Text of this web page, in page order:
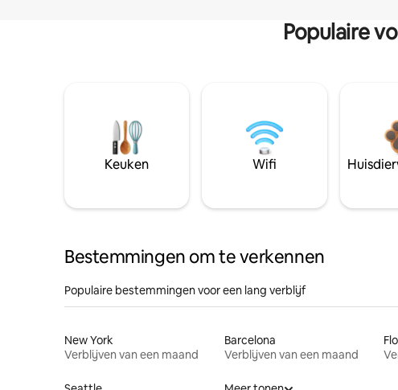
Populaire
Keuken Wifi
Bestemmingen om te verkennen
Populaire bestemmingen voor een lang verblijf
New York
Verblijven van een maand
Barcelona
Verblijven van een maand